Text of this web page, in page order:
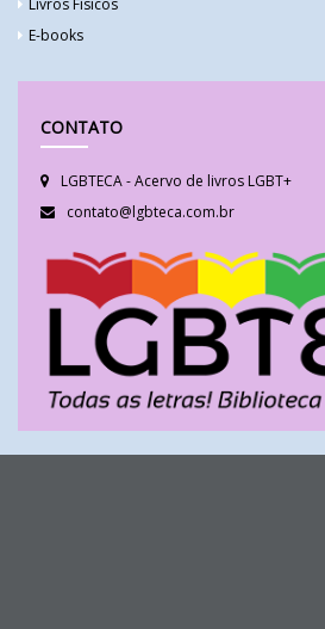
Livros Físicos
E-books
CONTATO
LGBTECA - Acervo de livros LGBT+
contato@lgbteca.com.br